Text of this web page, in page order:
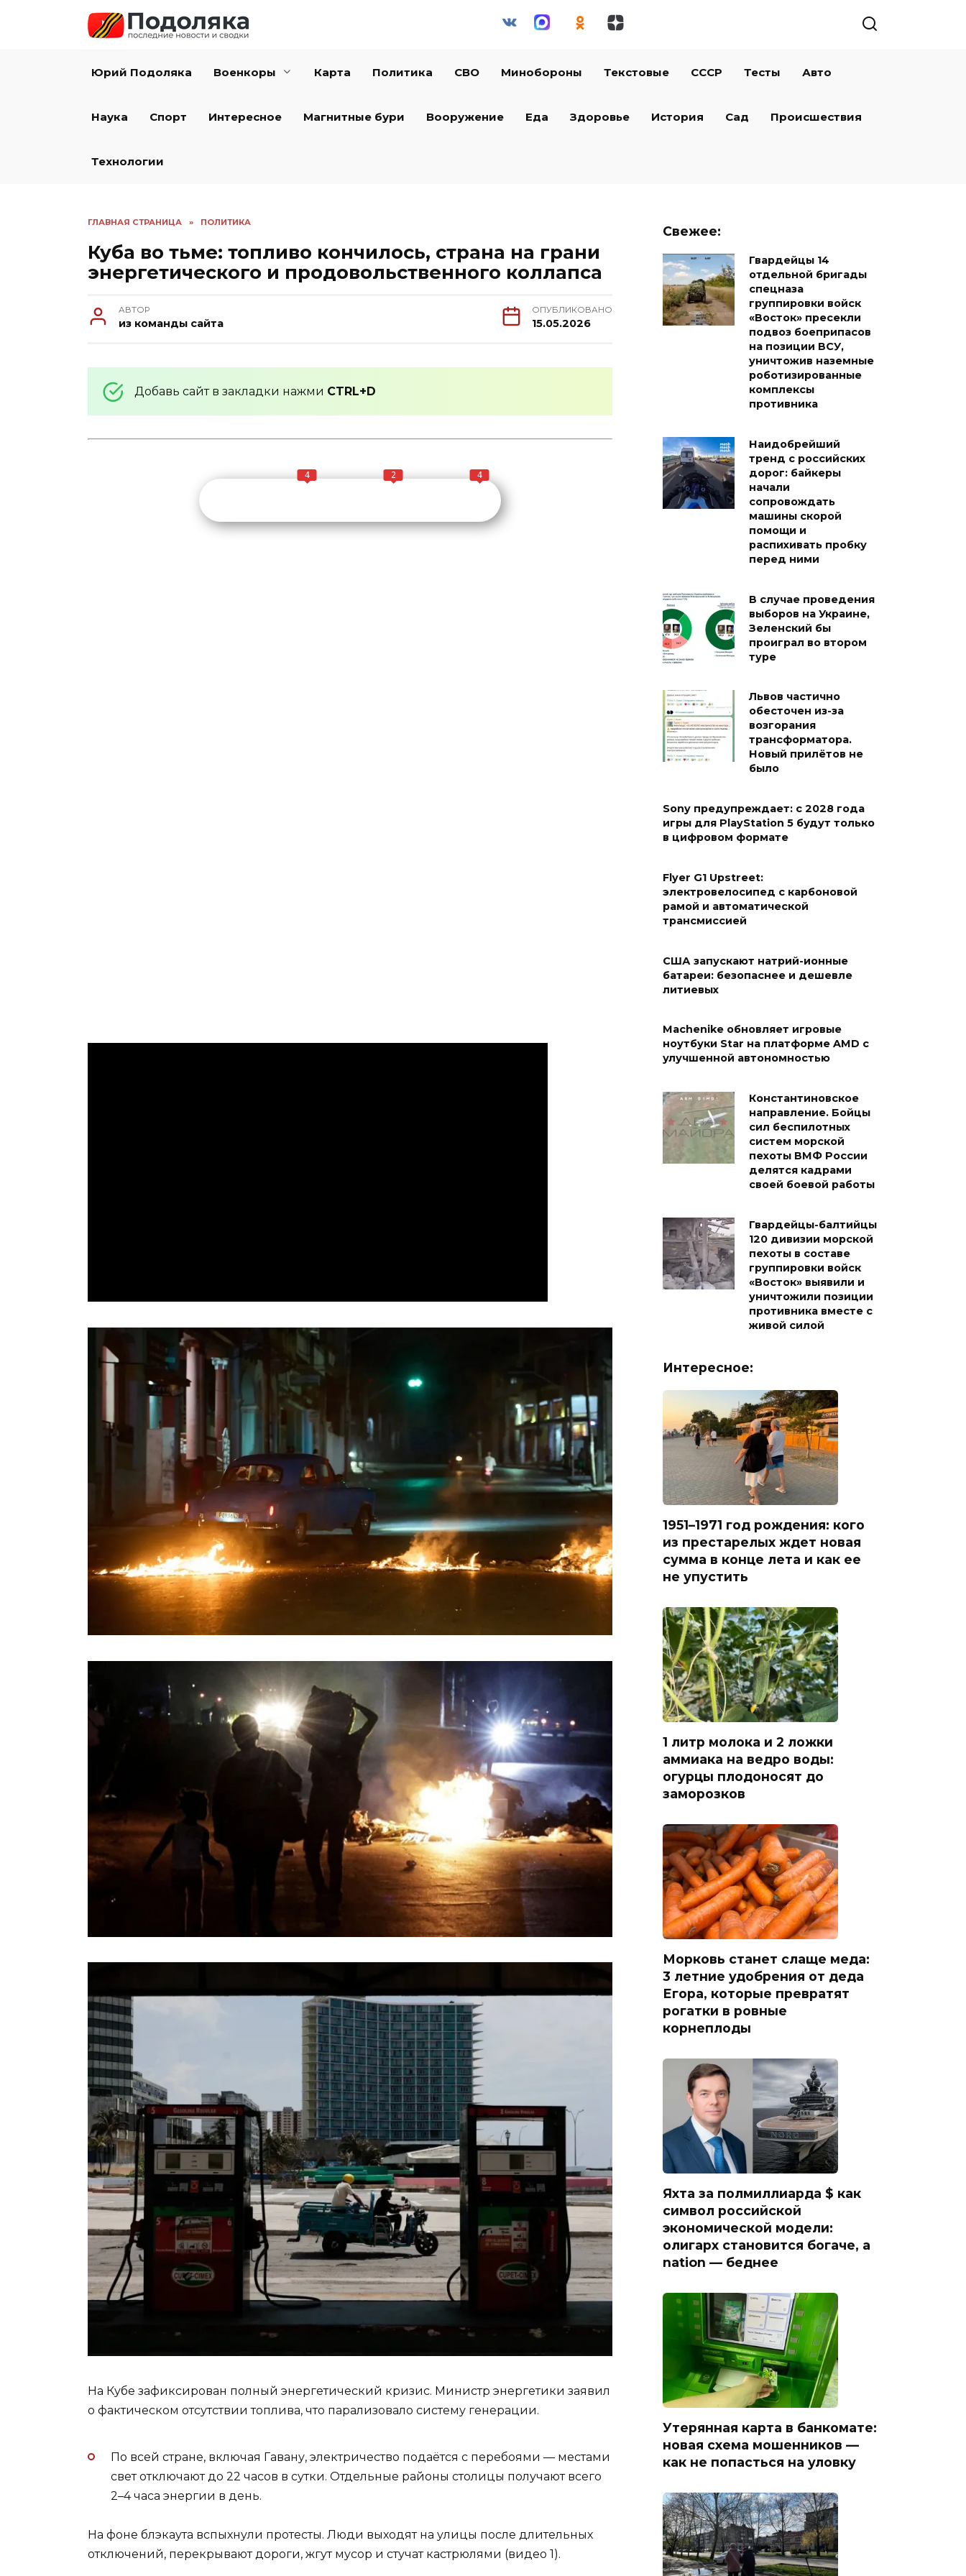
Юрий Подоляка Военкоры Карта Политика СВО Минобороны Текстовые СССР Тесты Авто
Наука Спорт Интересное Магнитные бури Вооружение Еда Здоровье История Сад Происшествия
Технологии
ГЛАВНАЯ СТРАНИЦА » ПОЛИТИКА
Куба во тьме: топливо кончилось, страна на грани
энергетического и продовольственного коллапса
АВТОР
из команды сайта
ОПУБЛИКОВАНО
15.05.2026
Добавь сайт в закладки нажми CTRL+D
4 2 4
На Кубе зафиксирован полный энергетический кризис. Министр энергетики заявил
о фактическом отсутствии топлива, что парализовало систему генерации.
По всей стране, включая Гавану, электричество подаётся с перебоями — местами
свет отключают до 22 часов в сутки. Отдельные районы столицы получают всего
2–4 часа энергии в день.
На фоне блэкаута вспыхнули протесты. Люди выходят на улицы после длительных
отключений, перекрывают дороги, жгут мусор и стучат кастрюлями (видео 1).
Свежее:
Гвардейцы 14
отдельной бригады
спецназа
группировки войск
«Восток» пресекли
подвоз боеприпасов
на позиции ВСУ,
уничтожив наземные
роботизированные
комплексы
противника
Наидобрейший
тренд с российских
дорог: байкеры
начали
сопровождать
машины скорой
помощи и
распихивать пробку
перед ними
В случае проведения
выборов на Украине,
Зеленский бы
проиграл во втором
туре
Львов частично
обесточен из-за
возгорания
трансформатора.
Новый прилётов не
было
Sony предупреждает: с 2028 года
игры для PlayStation 5 будут только
в цифровом формате
Flyer G1 Upstreet:
электровелосипед с карбоновой
рамой и автоматической
трансмиссией
США запускают натрий-ионные
батареи: безопаснее и дешевле
литиевых
Machenike обновляет игровые
ноутбуки Star на платформе AMD с
улучшенной автономностью
Константиновское
направление. Бойцы
сил беспилотных
систем морской
пехоты ВМФ России
делятся кадрами
своей боевой работы
Гвардейцы-балтийцы
120 дивизии морской
пехоты в составе
группировки войск
«Восток» выявили и
уничтожили позиции
противника вместе с
живой силой
Интересное:
1951–1971 год рождения: кого
из престарелых ждет новая
сумма в конце лета и как ее
не упустить
1 литр молока и 2 ложки
аммиака на ведро воды:
огурцы плодоносят до
заморозков
Морковь станет слаще меда:
3 летние удобрения от деда
Егора, которые превратят
рогатки в ровные
корнеплоды
Яхта за полмиллиарда $ как
символ российской
экономической модели:
олигарх становится богаче, а
nation — беднее
Утерянная карта в банкомате:
новая схема мошенников —
как не попасться на уловку